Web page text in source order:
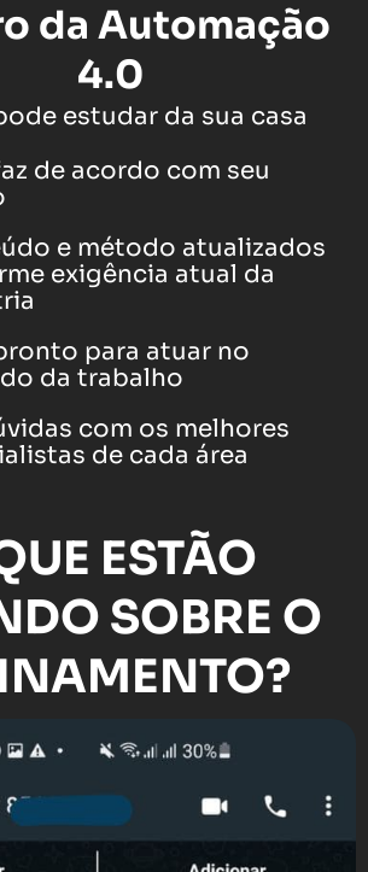
da Automação
4.0
estudar da sua casa
de acordo com seu
e método atualizados
exigência atual da
para atuar no
da trabalho
com os melhores
de cada área
ESTÃO
SOBRE O